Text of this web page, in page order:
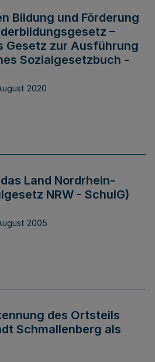
Bildung und Förderung
–
Gesetz zur Ausführung
Sozialgesetzbuch -
2020
Land Nordrhein-
NRW - SchulG)
2005
des Ortsteils
Schmallenberg als